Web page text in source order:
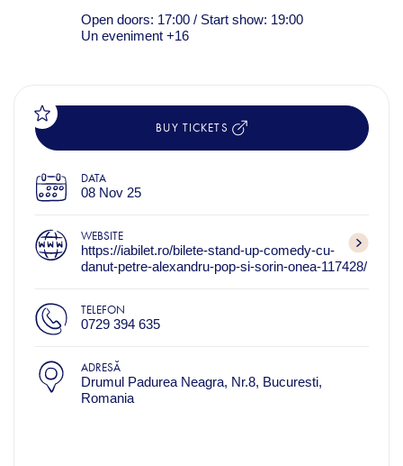
Open doors: 17:00 / Start show: 19:00
Un eveniment +16
BUY TICKETS
DATA
08 Nov 25
WEBSITE
https://iabilet.ro/bilete-stand-up-comedy-cu-
danut-petre-alexandru-pop-si-sorin-onea-117428/
TELEFON
0729 394 635
ADRESĂ
Drumul Padurea Neagra, Nr.8, Bucuresti,
Romania